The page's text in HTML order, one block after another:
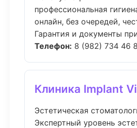
профессиональная
онлайн, без очередей,
Гарантия и документы
Телефон: 8 (982) 734 46
Клиника Implant
Эстетическая
Экспертный уровень